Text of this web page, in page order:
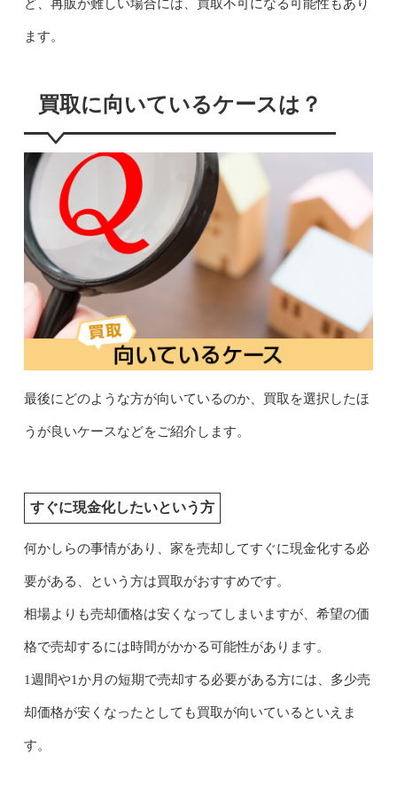
ど、再販が難しい場合には、買取不可になる可能性もあり
ます。
買取に向いているケースは？
最後にどのような方が向いているのか、買取を選択したほ
うが良いケースなどをご紹介します。
すぐに現金化したいという方
何かしらの事情があり、家を売却してすぐに現金化する必
要がある、という方は買取がおすすめです。
相場よりも売却価格は安くなってしまいますが、希望の価
格で売却するには時間がかかる可能性があります。
1週間や1か月の短期で売却する必要がある方には、多少売
却価格が安くなったとしても買取が向いているといえま
す。